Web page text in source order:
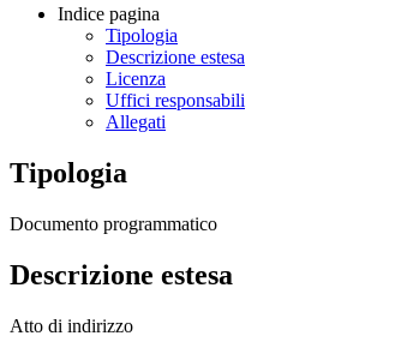
Indice pagina
Tipologia
Descrizione estesa
Licenza
Uffici responsabili
Allegati
Tipologia
Documento programmatico
Descrizione estesa
Atto di indirizzo